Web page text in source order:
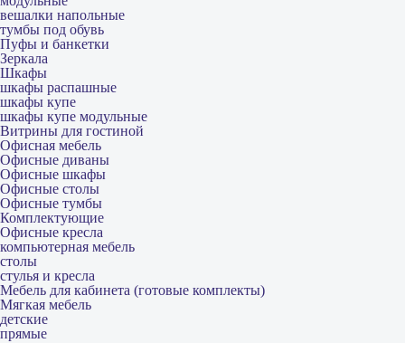
вешалки напольные
тумбы под обувь
Пуфы и банкетки
Зеркала
Шкафы
шкафы распашные
шкафы купе
шкафы купе модульные
Витрины для гостиной
Офисная мебель
Офисные диваны
Офисные шкафы
Офисные столы
Офисные тумбы
Комплектующие
Офисные кресла
компьютерная мебель
столы
стулья и кресла
Мебель для кабинета (готовые комплекты)
Мягкая мебель
детские
прямые